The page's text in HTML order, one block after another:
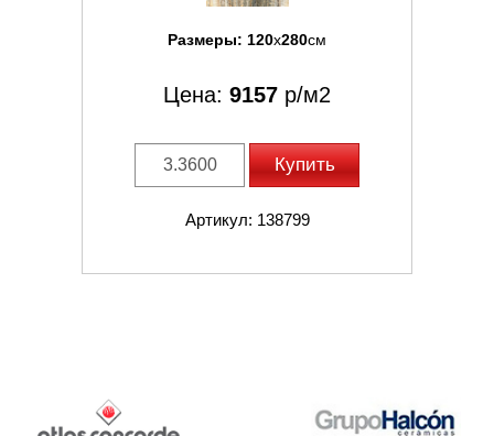
Размеры: 120x280см
Цена: 9157 р/м2
Купить
Артикул: 138799